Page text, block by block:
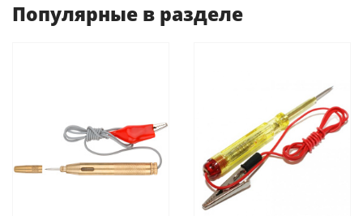
Для юридических лиц: переводом на расчетный счет при
Подробнее о способах оплаты можно узнать здесь - "Оплата"
Популярные в разделе